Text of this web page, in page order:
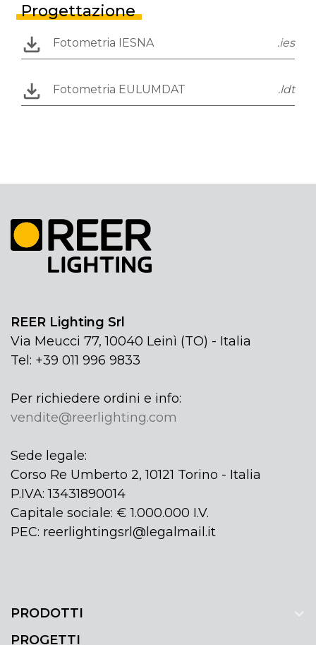
Progettazione
Fotometria IESNA .ies
Fotometria EULUMDAT .ldt
REER Lighting Srl
Via Meucci 77, 10040 Leinì (TO) - Italia
Tel: +39 011 996 9833
Per richiedere ordini e info:
vendite@reerlighting.com
Sede legale:
Corso Re Umberto 2, 10121 Torino - Italia
P.IVA: 13431890014
Capitale sociale: € 1.000.000 I.V.
PEC: reerlightingsrl@legalmail.it
PRODOTTI
PROGETTI